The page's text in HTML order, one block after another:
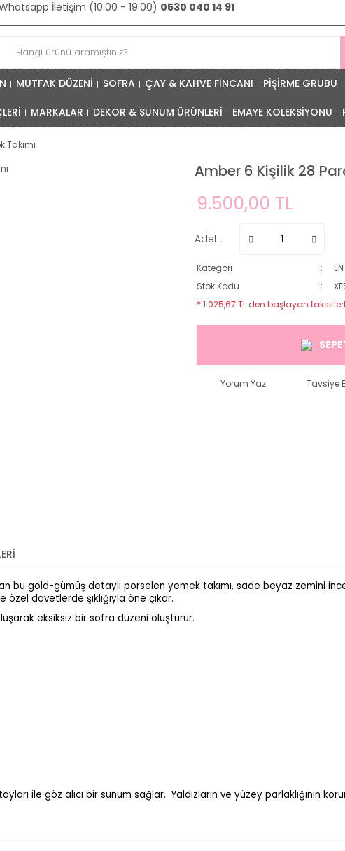
İletişim (10.00 - 19.00) 0530 040 14 91
MUTFAK DÜZENİ SOFRA ÇAY & KAHVE FİNCANI PİŞİRME GRUBU
MARKALAR DEKOR & SUNUM ÜRÜNLERİ EMAYE KOLEKSİYONU
Takımı
Amber 6 Kişilik 28
9.500,00 TL
Adet :
Kategori
Stok Kodu
* 1.025,67 TL den başlayan
Yorum Yaz Tavsiye
bu gold-gümüş detaylı porselen yemek takımı, sade beyaz zemini
davetlerde şıklığıyla öne çıkar.
eksiksiz bir sofra düzeni oluşturur.
ile göz alıcı bir sunum sağlar. Yaldızların ve yüzey parlaklığının